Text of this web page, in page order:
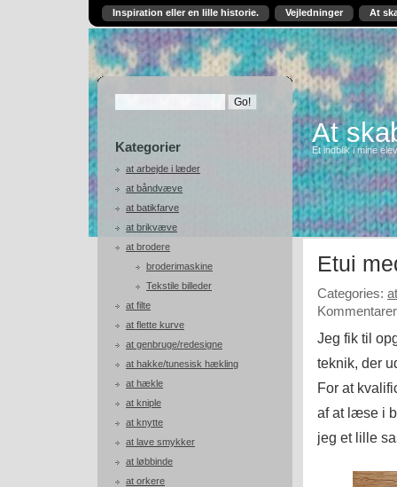
Inspiration eller en lille historie. Vejledninger At
Kategorier
at arbejde i læder
at båndvæve
at batikfarve
at brikvæve
at brodere
broderimaskine
Tekstile billeder
at filte
at flette kurve
at genbruge/redesigne
at hakke/tunesisk hækling
at hækle
at kniple
at knytte
at lave smykker
at løbbinde
at orkere
At
Et indblik i mine
Etui
Categories:
Jeg fik til
teknik, der
For at
af at læse i
jeg et lille